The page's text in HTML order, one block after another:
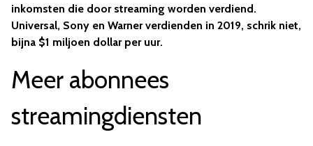
inkomsten die door streaming worden verdiend.
Universal, Sony en Warner verdienden in 2019, schrik niet,
bijna $1 miljoen dollar per uur.
Meer abonnees
streamingdiensten